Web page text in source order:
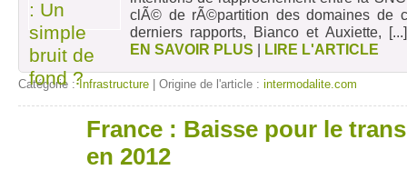
clÃ© de rÃ©partition des domaines de
derniers rapports, Bianco et Auxiette,
EN SAVOIR PLUS | LIRE L'ARTICLE
Catégorie :Infrastructure | Origine de l'article : intermodalite.com
France : Baisse pour le
en 2012